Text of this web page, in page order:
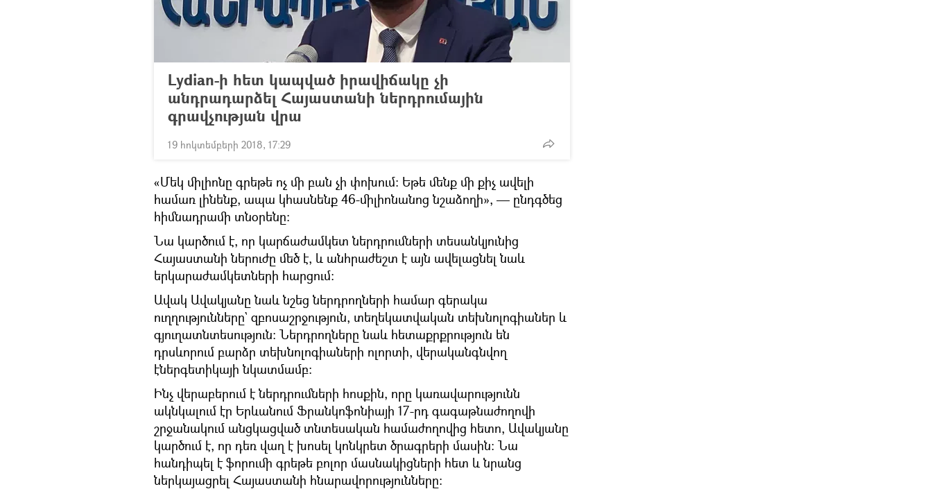
Lydian-ի հետ կապված իրավիճակը չի
անդրադարձել Հայաստանի ներդրումային
գրավչության վրա
19 հոկտեմբերի 2018, 17:29
«Մեկ միլիոնը գրեթե ոչ մի բան չի փոխում։ Եթե մենք մի քիչ ավելի
համառ լինենք, ապա կհասնենք 46-միլիոնանոց նշաձողի», — ընդգծեց
հիմնադրամի տնօրենը։
Նա կարծում է, որ կարճաժամկետ ներդրումների տեսանկյունից
Հայաստանի ներուժը մեծ է, և անհրաժեշտ է այն ավելացնել նաև
երկարաժամկետների հարցում։
Ավակ Ավակյանը նաև նշեց ներդրողների համար գերակա
ուղղությունները` զբոսաշրջություն, տեղեկատվական տեխնոլոգիաներ և
գյուղատնտեսություն։ Ներդրողները նաև հետաքրքրություն են
դրսևորում բարձր տեխնոլոգիաների ոլորտի, վերականգնվող
էներգետիկայի նկատմամբ։
Ինչ վերաբերում է ներդրումների հոսքին, որը կառավարությունն
ակնկալում էր Երևանում Ֆրանկոֆոնիայի 17-րդ գագաթնաժողովի
շրջանակում անցկացված տնտեսական համաժողովից հետո, Ավակյանը
կարծում է, որ դեռ վաղ է խոսել կոնկրետ ծրագրերի մասին։ Նա
հանդիպել է ֆորումի գրեթե բոլոր մասնակիցների հետ և նրանց
ներկայացրել Հայաստանի հնարավորությունները։